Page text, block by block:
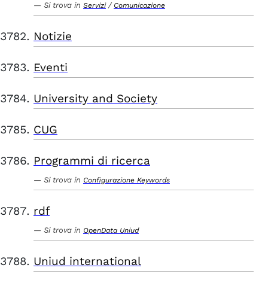
Si trova in Servizi / Comunicazione
Notizie
Eventi
University and Society
CUG
Programmi di ricerca
Si trova in Configurazione Keywords
rdf
Si trova in OpenData Uniud
Uniud international